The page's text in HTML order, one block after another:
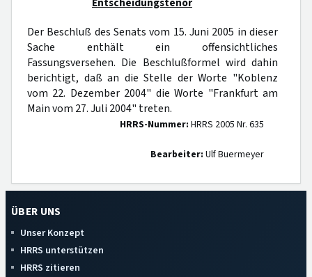
Der Beschluß des Senats vom 15. Juni 2005 in dieser
Sache enthält ein offensichtliches
Fassungsversehen. Die Beschlußformel wird dahin
berichtigt, daß an die Stelle der Worte "Koblenz
vom 22. Dezember 2004" die Worte "Frankfurt am
Main vom 27. Juli 2004" treten.
HRRS-Nummer: HRRS 2005 Nr. 635
Bearbeiter: Ulf Buermeyer
ÜBER UNS
Unser Konzept
HRRS unterstützen
HRRS zitieren